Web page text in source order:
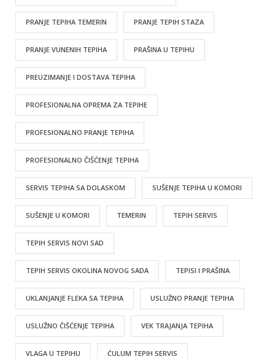
PRANJE TEPIHA TEMERIN PRANJE TEPIH STAZA
PRANJE VUNENIH TEPIHA PRAŠINA U TEPIHU
PREUZIMANJE I DOSTAVA TEPIHA
PROFESIONALNA OPREMA ZA TEPIHE
PROFESIONALNO PRANJE TEPIHA
PROFESIONALNO ČIŠĆENJE TEPIHA
SERVIS TEPIHA SA DOLASKOM SUŠENJE TEPIHA U KOMORI
SUŠENJE U KOMORI TEMERIN TEPIH SERVIS
TEPIH SERVIS NOVI SAD
TEPIH SERVIS OKOLINA NOVOG SADA TEPISI I PRAŠINA
UKLANJANJE FLEKA SA TEPIHA USLUŽNO PRANJE TEPIHA
USLUŽNO ČIŠĆENJE TEPIHA VEK TRAJANJA TEPIHA
VLAGA U TEPIHU ĆULUM TEPIH SERVIS